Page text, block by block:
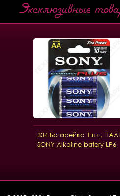
Эксклюзивные
334 Батарейка 1 шт,
SONY Alkaline batery LP6